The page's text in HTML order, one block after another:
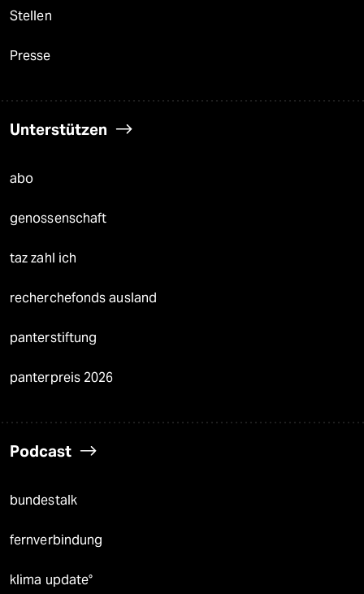
Stellen
Presse
Unterstützen
abo
genossenschaft
taz zahl ich
recherchefonds ausland
panterstiftung
panterpreis 2026
Podcast
bundestalk
fernverbindung
klima update°